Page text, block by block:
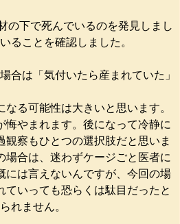
の下で死んでいるのを発見しまし
ることを確認しました。
合は「気付いたら産まれていた」
る可能性は大きいと思います。
やまれます。後になって冷静に
察もひとつの選択肢だと思いま
合は、迷わずケージごと医者に
には言えないんですが、今回の場
いっても恐らくは駄目だったと
れません。